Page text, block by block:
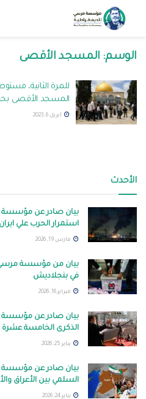
الوسم: المسجد الأقصى
للمرة الثانية،
المسجد الأقصى
أبريل 6, 2023
الأحدث
بيان صادر عن
استمرار الحرب علي
مارس 19, 2026
بيان من مؤسسة مرسي
في بنجلاديش
فبراير 16, 2026
بيان صادر عن مؤسسة
الذكرى الخامسة عشرة لثورة
يناير 25, 2026
بيان صادر عن مؤسسة
السلمي بين الأعراق
يناير 24, 2026